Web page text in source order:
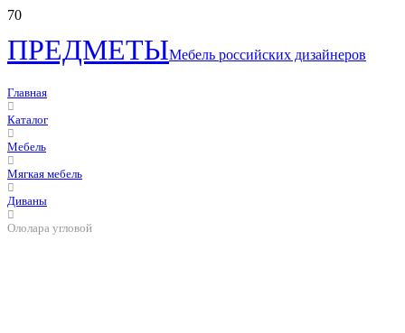
ПРЕДМЕТЫМебель российских дизайнеров
Главная
Каталог
Мебель
Мягкая мебель
Диваны
Ололара угловой